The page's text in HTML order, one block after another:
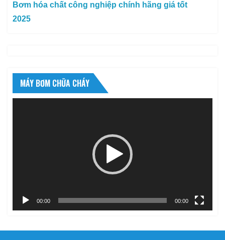
Bơm hóa chất công nghiệp chính hãng giá tốt
2025
MÁY BƠM CHỮA CHÁY
00:00 00:00